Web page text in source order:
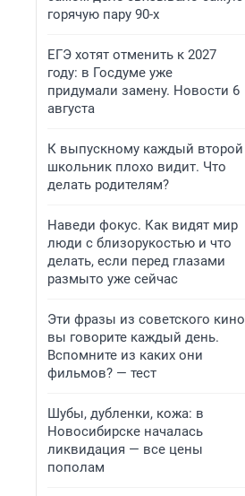
горячую пару 90-х
ЕГЭ хотят отменить к 2027
году: в Госдуме уже
придумали замену. Новости 6
августа
К выпускному каждый второй
школьник плохо видит. Что
делать родителям?
Наведи фокус. Как видят мир
люди с близорукостью и что
делать, если перед глазами
размыто уже сейчас
Эти фразы из советского кино
вы говорите каждый день.
Вспомните из каких они
фильмов? — тест
Шубы, дубленки, кожа: в
Новосибирске началась
ликвидация — все цены
пополам